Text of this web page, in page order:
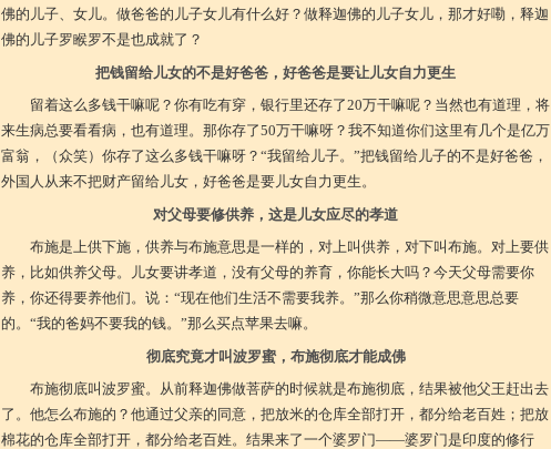
佛的儿子、女儿。做爸爸的儿子女儿有什么好？做释迦佛的儿子女儿，那才好嘞，释迦
佛的儿子罗睺罗不是也成就了？
把钱留给儿女的不是好爸爸，好爸爸是要让儿女自力更生
留着这么多钱干嘛呢？你有吃有穿，银行里还存了20万干嘛呢？当然也有道理，将
来生病总要看看病，也有道理。那你存了50万干嘛呀？我不知道你们这里有几个是亿万
富翁，（众笑）你存了这么多钱干嘛呀？“我留给儿子。”把钱留给儿子的不是好爸爸，
外国人从来不把财产留给儿女，好爸爸是要儿女自力更生。
对父母要修供养，这是儿女应尽的孝道
布施是上供下施，供养与布施意思是一样的，对上叫供养，对下叫布施。对上要供
养，比如供养父母。儿女要讲孝道，没有父母的养育，你能长大吗？今天父母需要你
养，你还得要养他们。说：“现在他们生活不需要我养。”那么你稍微意思意思总要
的。“我的爸妈不要我的钱。”那么买点苹果去嘛。
彻底究竟才叫波罗蜜，布施彻底才能成佛
布施彻底叫波罗蜜。从前释迦佛做菩萨的时候就是布施彻底，结果被他父王赶出去
了。他怎么布施的？他通过父亲的同意，把放米的仓库全部打开，都分给老百姓；把放
棉花的仓库全部打开，都分给老百姓。结果来了一个婆罗门——婆罗门是印度的修行